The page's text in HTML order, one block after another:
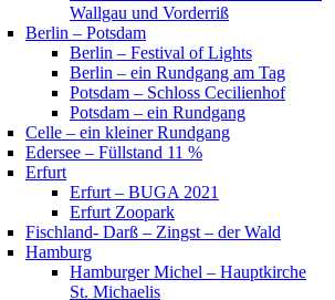
Wallgau und Vorderriß
Berlin – Potsdam
Berlin – Festival of Lights
Berlin – ein Rundgang am Tag
Potsdam – Schloss Cecilienhof
Potsdam – ein Rundgang
Celle – ein kleiner Rundgang
Edersee – Füllstand 11 %
Erfurt
Erfurt – BUGA 2021
Erfurt Zoopark
Fischland- Darß – Zingst – der Wald
Hamburg
Hamburger Michel – Hauptkirche
St. Michaelis